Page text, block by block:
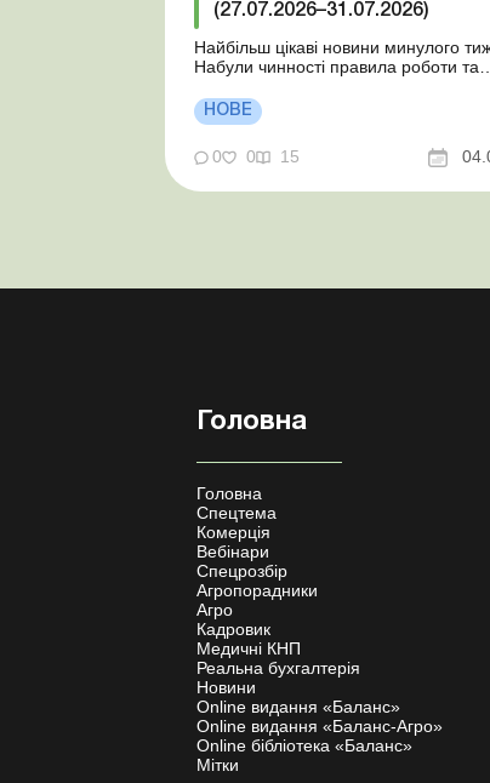
(27.07.2026–31.07.2026)
Найбільш цікаві новини минулого
Набули чинності правила роботи та
закони про мобілізацію та воєнний стан
сільгосппідприємств і ФОП
нові одноразові статистичні форми З 2
серпня змінюється порядок
НОВЕ
0 0 15
Головна
Головна
Спецтема
Комерція
Вебінари
Спецрозбір
Агропорадники
Агро
Кадровик
Медичні КНП
Реальна бухгалтерія
Новини
Online видання «Баланс»
Online видання «Баланс-Агро»
Online бібліотека «Баланс»
Мітки